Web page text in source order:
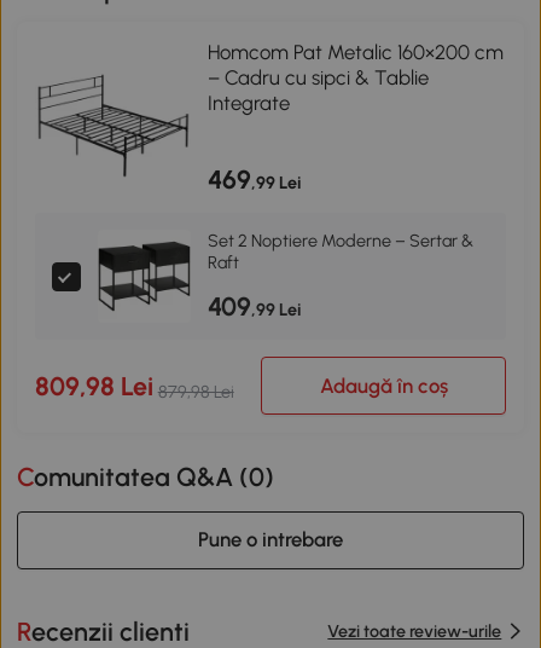
Homcom Pat Metalic 160×200 cm
– Cadru cu sipci & Tablie
Integrate
469,99 Lei
Set 2 Noptiere Moderne – Sertar &
Raft
409,99 Lei
809,98 Lei 879,98 Lei Adaugă în coș
Comunitatea Q&A (0)
Pune o intrebare
Recenzii clienti Vezi toate review-urile